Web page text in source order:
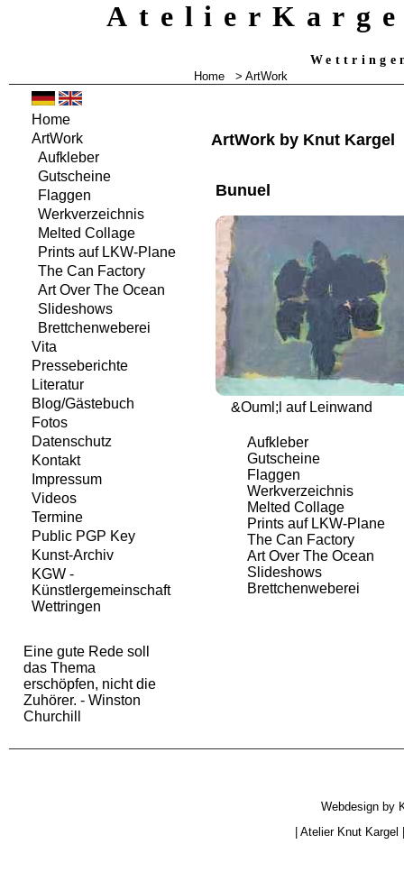
Home > ArtWork
ArtWork by Knut Kargel
Bunuel
&Ouml;l auf Leinwand
Aufkleber
Gutscheine
Flaggen
Werkverzeichnis
Melted Collage
Prints auf LKW-Plane
The Can Factory
Art Over The Ocean
Slideshows
Brettchenweberei
Home
ArtWork
Aufkleber
Gutscheine
Flaggen
Werkverzeichnis
Melted Collage
Prints auf LKW-Plane
The Can Factory
Art Over The Ocean
Slideshows
Brettchenweberei
Vita
Presseberichte
Literatur
Blog/Gästebuch
Fotos
Datenschutz
Kontakt
Impressum
Videos
Termine
Public PGP Key
Kunst-Archiv
KGW -
Künstlergemeinschaft
Wettringen
Eine gute Rede soll
das Thema
erschöpfen, nicht die
Zuhörer. - Winston
Churchill
Webdesign by
|Atelier Knut Kargel